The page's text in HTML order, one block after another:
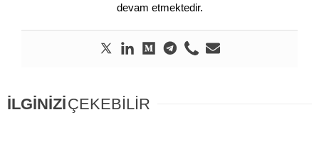
devam etmektedir.
İLGİNİZİÇEKEBİLİR